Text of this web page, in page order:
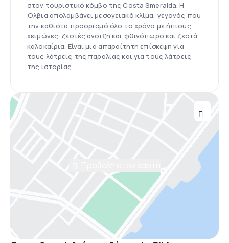
στον τουριστικό κόμβο της Costa Smeralda. Η
Όλβια απολαμβάνει μεσογειακό κλίμα, γεγονός που
την καθιστά προορισμό όλο το χρόνο με ήπιους
χειμώνες, ζεστές άνοιξη και φθινόπωρο και ζεστά
καλοκαίρια. Είναι μια απαραίτητη επίσκεψη για
τους λάτρεις της παραλίας και για τους λάτρεις
της ιστορίας.